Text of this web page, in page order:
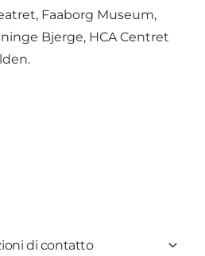
Faaborg Museum,
Bjerge, HCA Centret
di contatto